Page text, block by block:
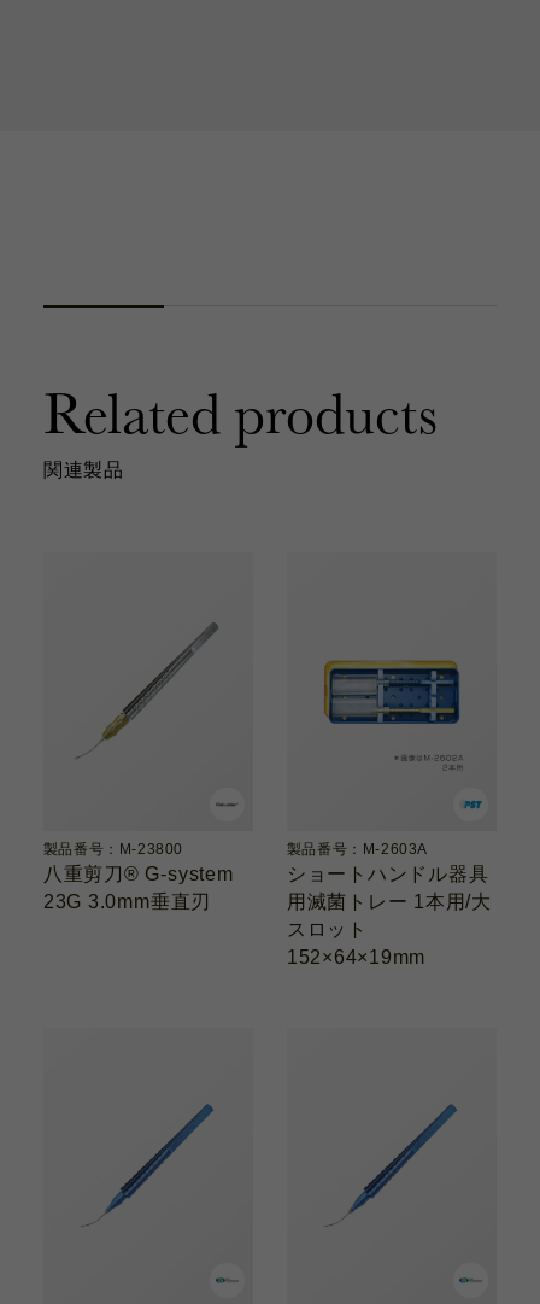
Related products
関連製品
製品番号：M-23800
八重剪刀® G-system
23G 3.0mm垂直刃
製品番号：M-2603A
ショートハンドル器具
用滅菌トレー 1本用/大
スロット
152×64×19mm